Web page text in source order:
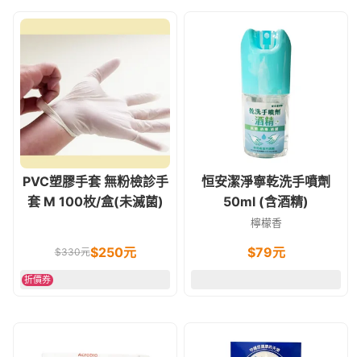
PVC塑膠手套 無粉檢診手
套 M 100枚/盒(未滅菌)
$330元$250元
折價券
恒安潔淨寧乾洗手噴劑
50ml (含酒精)
檸檬香
$79元